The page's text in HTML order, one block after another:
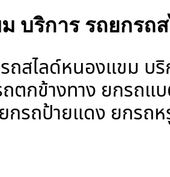
บริการ รถยกรถ
สไลด์หนองแขม บ
ตกข้างทาง ยกรถ
กรถป้ายแดง ยกรถ